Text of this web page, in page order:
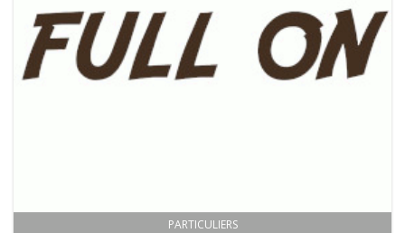
PARTICULIERS